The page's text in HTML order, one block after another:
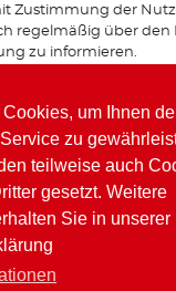
um Ihnen
zu
teilweise auch
gesetzt. Weitere
Sie in unserer
Zustimmung der
regelmäßig über den
zu informieren.
Verarbeitung
Daten, bei
von Daten sowie
Sie sich bitte an
bzw.
Impressum